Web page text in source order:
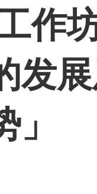
作
发